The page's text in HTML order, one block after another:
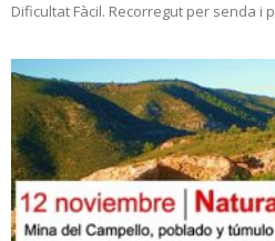
Dificultat Fàcil. Recorregut per senda i